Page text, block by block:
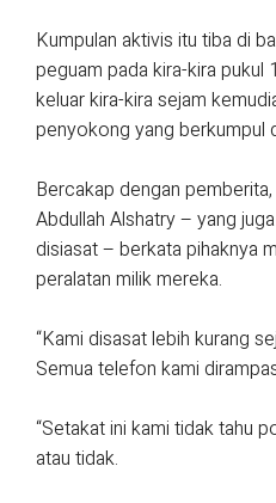
Kumpulan aktivis itu tiba di
peguam pada kira-kira pukul
keluar kira-kira sejam
penyokong yang berkumpul
Bercakap dengan
Abdullah Alshatry – yang
disiasat – berkata pihaknya
peralatan milik mereka.
“Kami disasat lebih kurang
Semua telefon kami
“Setakat ini kami tidak tahu
atau tidak.